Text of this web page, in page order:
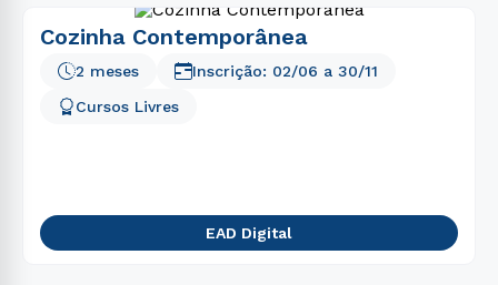
Cozinha Contemporânea
2 meses
Cursos Livres
Inscrição: 02/06 a 30/11
EAD Digital